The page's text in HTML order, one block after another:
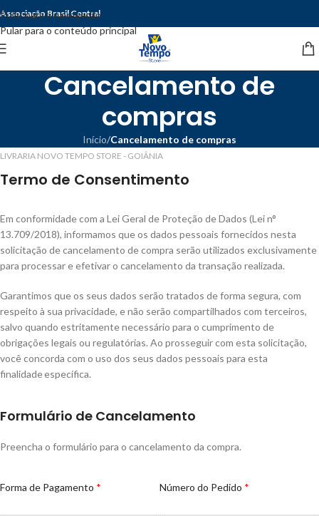
Pular para a navegação
Pular para o conteúdo principal
Associação Brasil Central
Cancelamento de
compras
Início/Cancelamento de compras
LIVRARIA NOVO TEMPO STORE - GOIÂNIA
Termo de Consentimento
Em conformidade com a Lei Geral de Proteção de Dados (Lei n°
13.709/2018), informamos que os dados pessoais fornecidos nesta
solicitação de cancelamento de compra serão utilizados exclusivamente
para processar e efetivar o cancelamento da transação realizada.
Garantimos que os seus dados serão tratados de forma segura, com
respeito à sua privacidade, e não serão compartilhados com terceiros,
salvo quando estritamente necessário para o cumprimento de
obrigações legais ou regulatórias. Ao prosseguir com esta solicitação,
você concorda com o uso dos seus dados pessoais para esta
finalidade específica.
Formulário de Cancelamento
Preencha o formulário para o cancelamento da compra.
Forma de Pagamento Número do Pedido